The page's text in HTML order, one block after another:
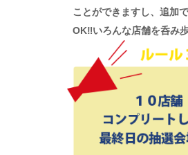
ことができますし、追加
OK‼いろんな店舗を呑み